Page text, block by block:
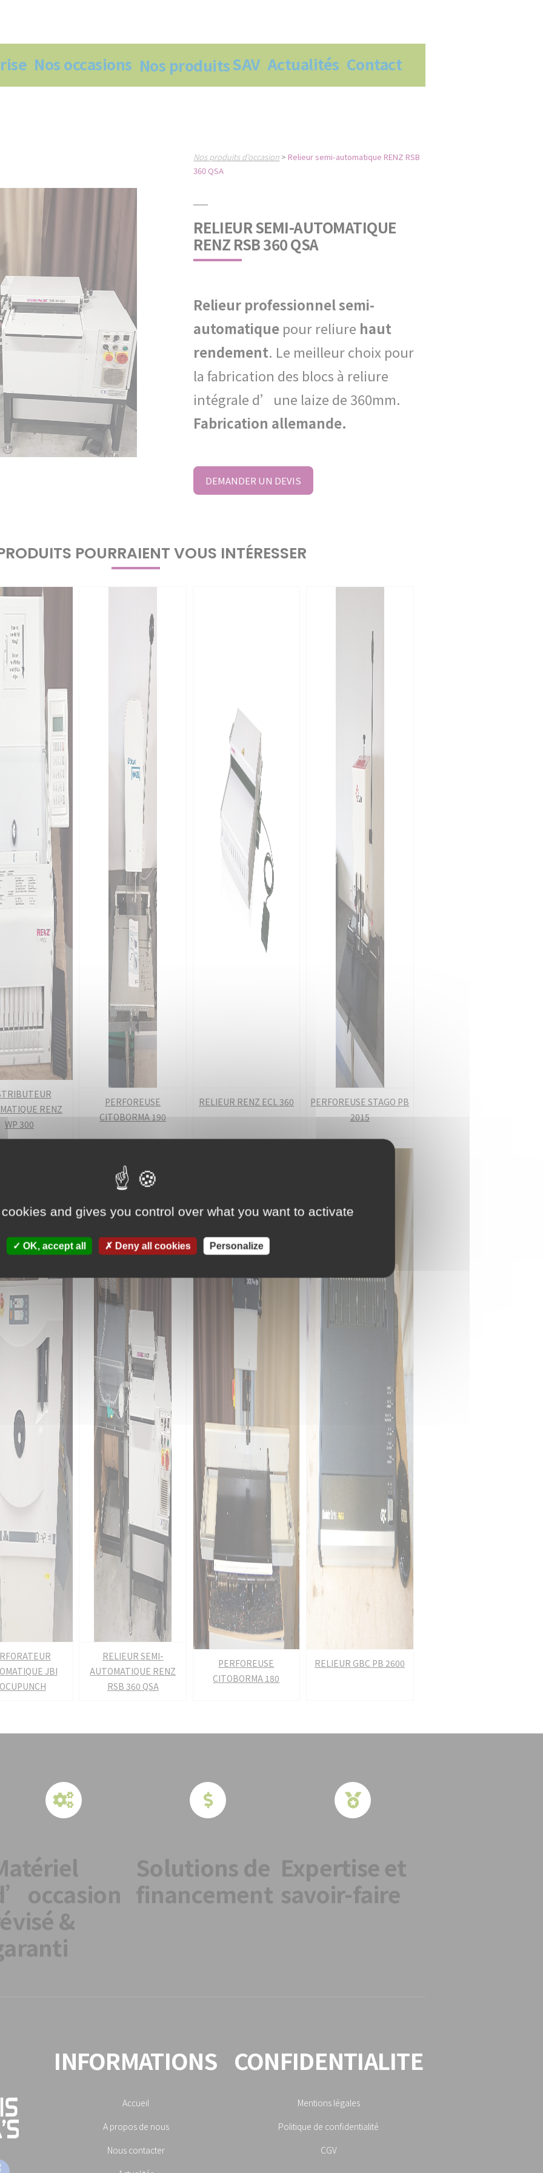
Nos occasions Nos produitsSAV Actualités Contact
Nos produits d'occasion > Relieur semi-automatique RENZ RSB
360 QSA
RELIEUR SEMI-AUTOMATIQUE
RENZ RSB 360 QSA
Relieur professionnel semi-
automatique pour reliure haut
rendement. Le meilleur choix pour
la fabrication des blocs à reliure
intégrale d’une laize de 360mm.
Fabrication allemande.
DEMANDER UN DEVIS
POURRAIENT VOUS INTÉRESSER
RENZ
WP 300
PERFOREUSE
CITOBORMA 190
RELIEUR RENZ ECL 360
PERFOREUSE STAGO PB
2015
JBI
RELIEUR SEMI-
AUTOMATIQUE RENZ
RSB 360 QSA
PERFOREUSE
CITOBORMA 180
RELIEUR GBC PB 2600
&
Solutions de
financement
Expertise et
savoir-faire
INFORMATIONS
Accueil
A propos de nous
Nous contacter
CONFIDENTIALITE
Mentions légales
Politique de confidentialité
CGV
and gives you control over what you want to activate
OK, accept all Deny all cookies Personalize